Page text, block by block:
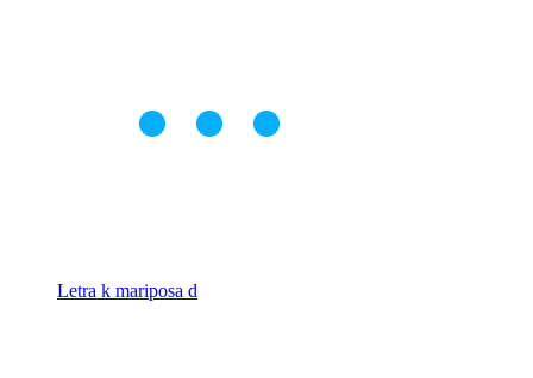
Letra k mariposa d